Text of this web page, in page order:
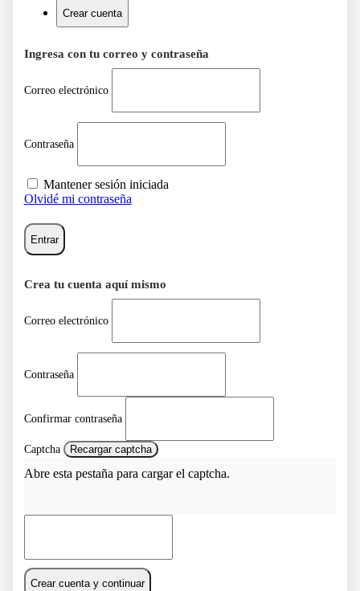
Crear cuenta
Ingresa con tu correo y contraseña
Correo electrónico
Contraseña
Mantener sesión iniciada
Olvidé mi contraseña
Entrar
Crea tu cuenta aquí mismo
Correo electrónico
Contraseña
Confirmar contraseña
Captcha Recargar captcha
Abre esta pestaña para cargar el captcha.
Crear cuenta y continuar